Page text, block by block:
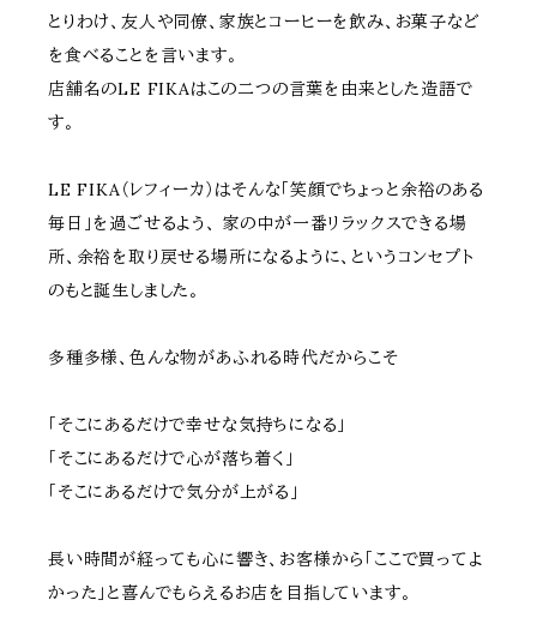
とりわけ、友人や同僚、家族とコーヒーを飲み、お菓子など
を食べることを言います。
店舗名のLE FIKAはこの二つの言葉を由来とした造語で
す。
LE FIKA（レフィーカ）はそんな「笑顔でちょっと余裕のある
毎日」を過ごせるよう、 家の中が一番リラックスできる場
所、余裕を取り戻せる場所になるように、というコンセプト
のもと誕生しました。
多種多様、色んな物があふれる時代だからこそ
「そこにあるだけで幸せな気持ちになる」
「そこにあるだけで心が落ち着く」
「そこにあるだけで気分が上がる」
長い時間が経っても心に響き、お客様から「ここで買ってよ
かった」と喜んでもらえるお店を目指しています。